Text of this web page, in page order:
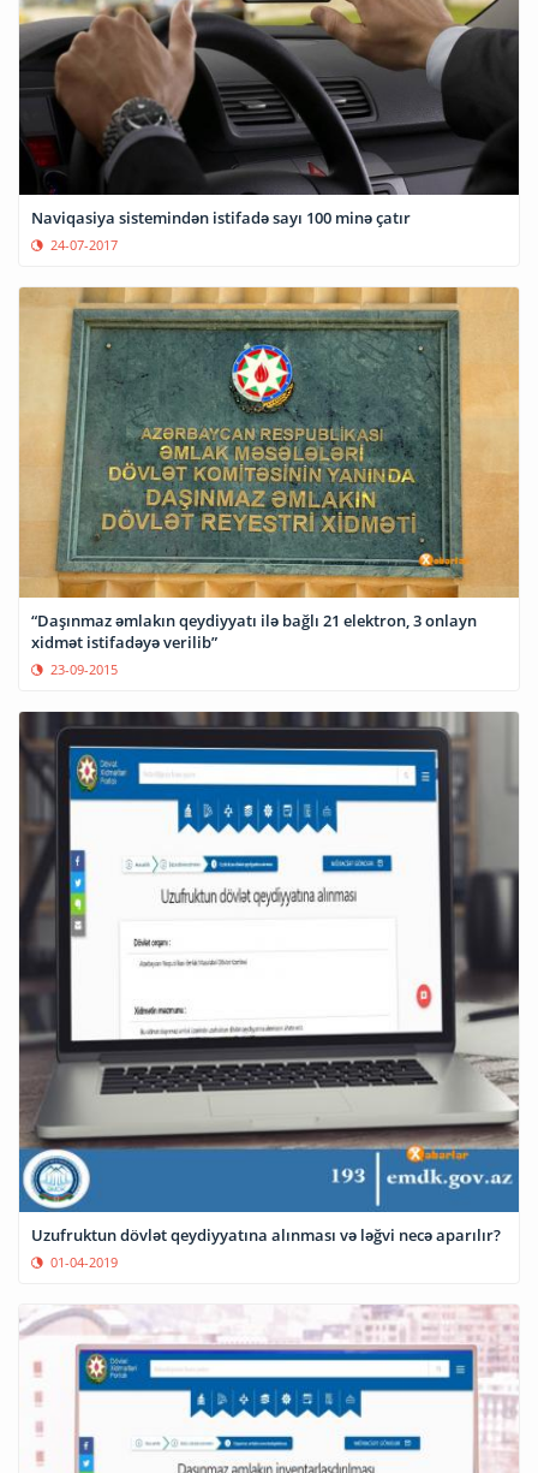
Naviqasiya sistemindən istifadə sayı 100 minə çatır
24-07-2017
“Daşınmaz əmlakın qeydiyyatı ilə bağlı 21 elektron, 3 onlayn
xidmət istifadəyə verilib”
23-09-2015
Uzufruktun dövlət qeydiyyatına alınması və ləğvi necə aparılır?
01-04-2019